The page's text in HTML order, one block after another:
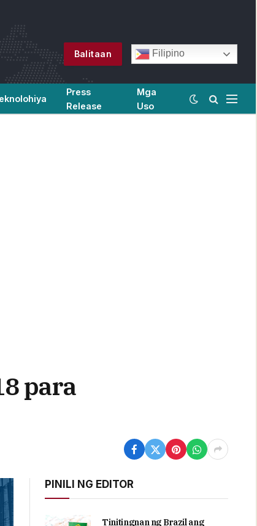
Balitaan Filipino
Press
Release
Mga
Uso
para
PINILI NG EDITOR
Tinitingnan ng Brazil ang